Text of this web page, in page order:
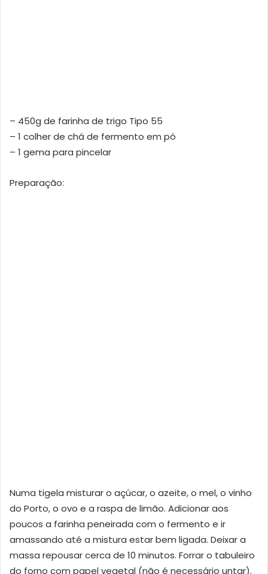
– 450g de farinha de trigo Tipo 55
– 1 colher de chá de fermento em pó
– 1 gema para pincelar
Preparação:
Numa tigela misturar o açúcar, o azeite, o mel, o vinho
do Porto, o ovo e a raspa de limão. Adicionar aos
poucos a farinha peneirada com o fermento e ir
amassando até a mistura estar bem ligada. Deixar a
massa repousar cerca de 10 minutos. Forrar o tabuleiro
do forno com papel vegetal (não é necessário untar).